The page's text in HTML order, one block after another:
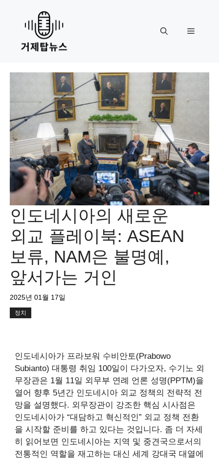
content
Menu
인도네시아의 새로운
외교 플레이북: ASEAN
보류, NAM은 불명예,
앞서가는 거인
2025년 01월 17일
정치
인도네시아가 프라보워 수비안토(Prabowo
Subianto) 대통령 취임 100일이 다가오자, 수기노 외
무장관은 1월 11일 외무부 연례 언론 성명(PPTM)을
열어 향후 5년간 인도네시아 외교 정책의 전략적 전
망을 설명했다. 외무장관이 강조한 핵심 시사점은
인도네시아가 “대담하고 혁신적인” 외교 정책 전환
을 시작할 준비를 하고 있다는 것입니다. 좀 더 자세
히 읽어보면 인도네시아는 지역 및 중견국으로서의
전통적인 역할을 재고하는 대신 세계 강대국 대열에